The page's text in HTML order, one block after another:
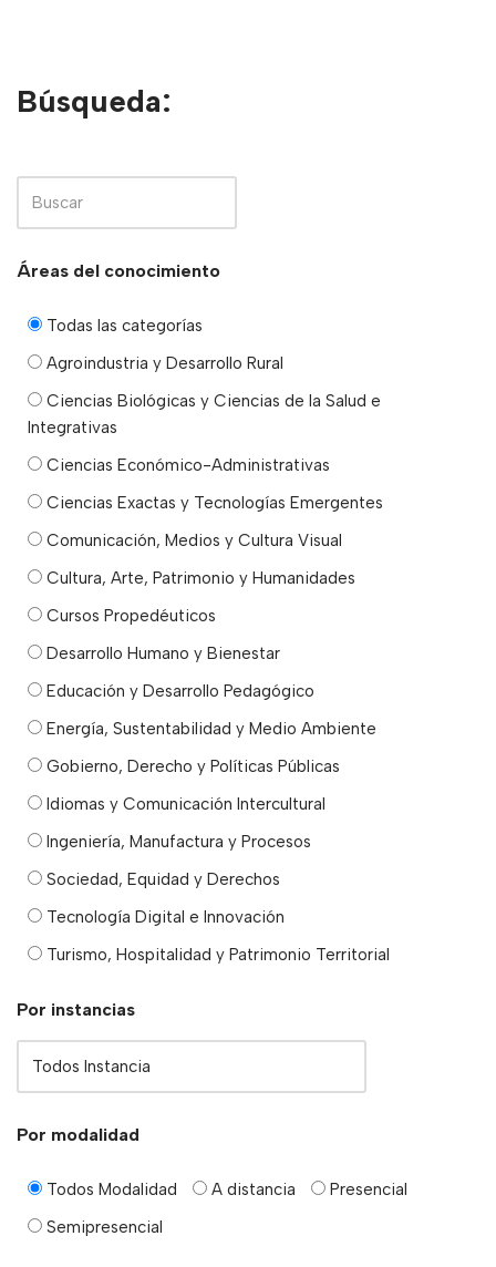
Búsqueda:
Áreas del conocimiento
Todas las categorías
Agroindustria y Desarrollo Rural
Ciencias Biológicas y Ciencias de la Salud e
Integrativas
Ciencias Económico-Administrativas
Ciencias Exactas y Tecnologías Emergentes
Comunicación, Medios y Cultura Visual
Cultura, Arte, Patrimonio y Humanidades
Cursos Propedéuticos
Desarrollo Humano y Bienestar
Educación y Desarrollo Pedagógico
Energía, Sustentabilidad y Medio Ambiente
Gobierno, Derecho y Políticas Públicas
Idiomas y Comunicación Intercultural
Ingeniería, Manufactura y Procesos
Sociedad, Equidad y Derechos
Tecnología Digital e Innovación
Turismo, Hospitalidad y Patrimonio Territorial
Por instancias
Por modalidad
Todos Modalidad A distancia
Presencial
Semipresencial